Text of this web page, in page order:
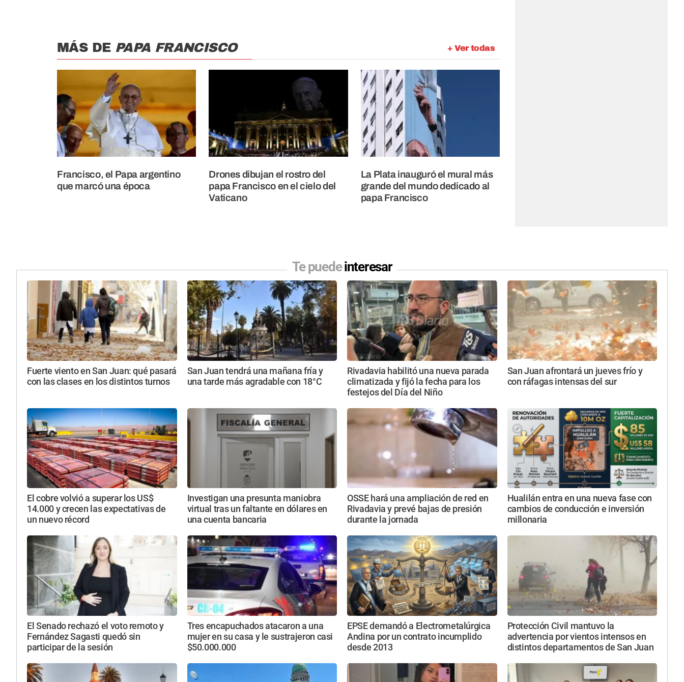
+ Ver todas
MÁS DE PAPA FRANCISCO
Francisco, el Papa argentino
que marcó una época
Drones dibujan el rostro del
papa Francisco en el cielo del
Vaticano
La Plata inauguró el mural más
grande del mundo dedicado al
papa Francisco
Te puedeinteresar
Fuerte viento en San Juan: qué pasará
con las clases en los distintos turnos
San Juan tendrá una mañana fría y
una tarde más agradable con 18°C
Rivadavia habilitó una nueva parada
climatizada y fijó la fecha para los
festejos del Día del Niño
San Juan afrontará un jueves frío y
con ráfagas intensas del sur
El cobre volvió a superar los US$
14.000 y crecen las expectativas de
un nuevo récord
Investigan una presunta maniobra
virtual tras un faltante en dólares en
una cuenta bancaria
OSSE hará una ampliación de red en
Rivadavia y prevé bajas de presión
durante la jornada
Hualilán entra en una nueva fase con
cambios de conducción e inversión
millonaria
El Senado rechazó el voto remoto y
Fernández Sagasti quedó sin
participar de la sesión
Tres encapuchados atacaron a una
mujer en su casa y le sustrajeron casi
$50.000.000
EPSE demandó a Electrometalúrgica
Andina por un contrato incumplido
desde 2013
Protección Civil mantuvo la
advertencia por vientos intensos en
distintos departamentos de San Juan